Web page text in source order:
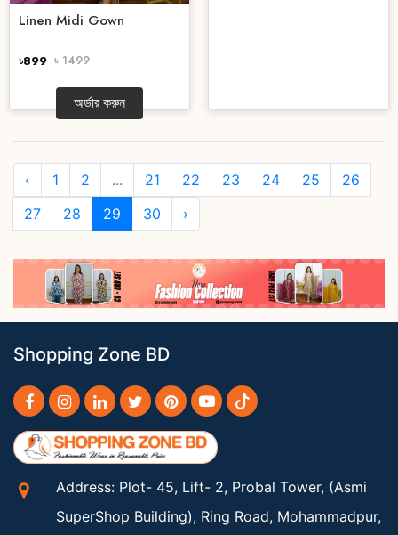
Linen Midi Gown
৳899 ৳ 1499
অর্ডার করুন
‹ 1 2 ... 21 22 23 24 25
26
27
28 29 30 ›
Shopping Zone BD
Address: Plot- 45, Lift- 2, Probal Tower, (Asmi
SuperShop Building), Ring Road, Mohammadpur,